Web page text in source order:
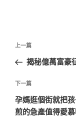
文
導
覽
上
一
文
章
上一篇
揭秘億萬富豪
下
一
篇
下一篇
孕媽逛個街就把
煎的急產值得愛慕